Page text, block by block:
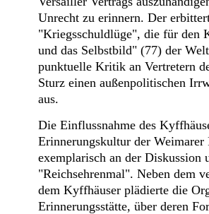
Unrecht zu erinnern. Der
"Kriegsschuldlüge", die für den
und das Selbstbild" (77) der
punktuelle Kritik an Vertretern
Sturz einen außenpolitischen
aus.
Die Einflussnahme des
Erinnerungskultur der
exemplarisch an der
"Reichsehrenmal". Neben dem
dem Kyffhäuser plädierte die
Erinnerungsstätte, über deren